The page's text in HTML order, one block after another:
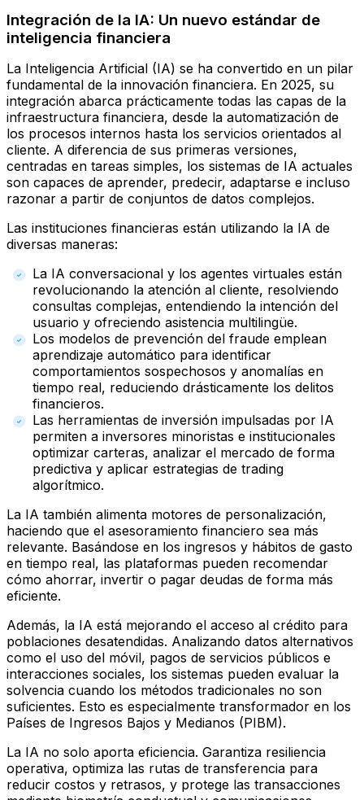
Integración de la IA: Un nuevo estándar de
inteligencia financiera
La Inteligencia Artificial (IA) se ha convertido en un pilar
fundamental de la innovación financiera. En 2025, su
integración abarca prácticamente todas las capas de la
infraestructura financiera, desde la automatización de
los procesos internos hasta los servicios orientados al
cliente. A diferencia de sus primeras versiones,
centradas en tareas simples, los sistemas de IA actuales
son capaces de aprender, predecir, adaptarse e incluso
razonar a partir de conjuntos de datos complejos.
Las instituciones financieras están utilizando la IA de
diversas maneras:
La IA conversacional y los agentes virtuales están
revolucionando la atención al cliente, resolviendo
consultas complejas, entendiendo la intención del
usuario y ofreciendo asistencia multilingüe.
Los modelos de prevención del fraude emplean
aprendizaje automático para identificar
comportamientos sospechosos y anomalías en
tiempo real, reduciendo drásticamente los delitos
financieros.
Las herramientas de inversión impulsadas por IA
permiten a inversores minoristas e institucionales
optimizar carteras, analizar el mercado de forma
predictiva y aplicar estrategias de trading
algorítmico.
La IA también alimenta motores de personalización,
haciendo que el asesoramiento financiero sea más
relevante. Basándose en los ingresos y hábitos de gasto
en tiempo real, las plataformas pueden recomendar
cómo ahorrar, invertir o pagar deudas de forma más
eficiente.
Además, la IA está mejorando el acceso al crédito para
poblaciones desatendidas. Analizando datos alternativos
como el uso del móvil, pagos de servicios públicos e
interacciones sociales, los sistemas pueden evaluar la
solvencia cuando los métodos tradicionales no son
suficientes. Esto es especialmente transformador en los
Países de Ingresos Bajos y Medianos (PIBM).
La IA no solo aporta eficiencia. Garantiza resiliencia
operativa, optimiza las rutas de transferencia para
reducir costos y retrasos, y protege las transacciones